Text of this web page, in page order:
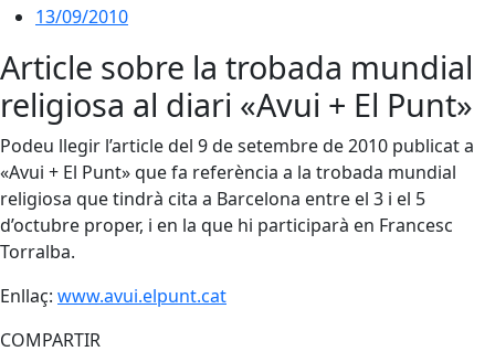
13/09/2010
Article sobre la trobada mundial
religiosa al diari «Avui + El Punt»
Podeu llegir l’article del 9 de setembre de 2010 publicat a
«Avui + El Punt» que fa referència a la trobada mundial
religiosa que tindrà cita a Barcelona entre el 3 i el 5
d’octubre proper, i en la que hi participarà en Francesc
Torralba.
Enllaç: www.avui.elpunt.cat
COMPARTIR